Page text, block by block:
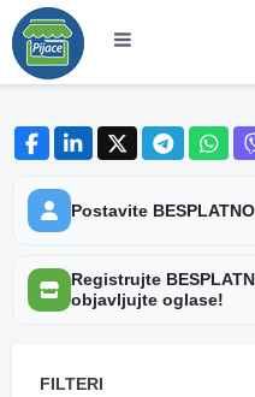
Postavite
Registrujte
objavljujte oglase!
FILTERI